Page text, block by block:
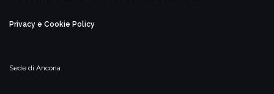
Privacy e Cookie Policy
Sede di Ancona